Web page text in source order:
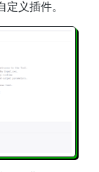
义插件。